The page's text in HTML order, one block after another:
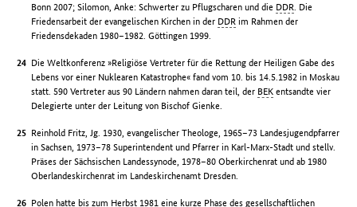
Bonn 2007; Silomon, Anke: Schwerter zu Pflugscharen und die DDR. Die
Friedensarbeit der evangelischen Kirchen in der DDR im Rahmen der
Friedensdekaden 1980–1982. Göttingen 1999.
Die Weltkonferenz »Religiöse Vertreter für die Rettung der Heiligen Gabe des
Lebens vor einer Nuklearen Katastrophe« fand vom 10. bis 14.5.1982 in Moskau
statt. 590 Vertreter aus 90 Ländern nahmen daran teil, der BEK entsandte vier
Delegierte unter der Leitung von Bischof Gienke.
Reinhold Fritz, Jg. 1930, evangelischer Theologe, 1965–73 Landesjugendpfarrer
in Sachsen, 1973–78 Superintendent und Pfarrer in Karl-Marx-Stadt und stellv.
Präses der Sächsischen Landessynode, 1978–80 Oberkirchenrat und ab 1980
Oberlandeskirchenrat im Landeskirchenamt Dresden.
Polen hatte bis zum Herbst 1981 eine kurze Phase des gesellschaftlichen